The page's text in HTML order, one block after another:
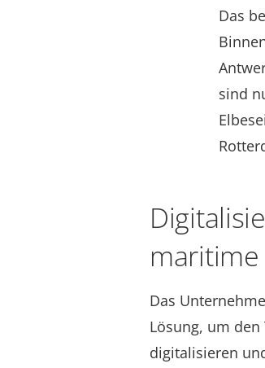
Das
sind
Das
Lösung, um
digitalisieren